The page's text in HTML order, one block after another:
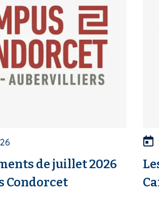
de juillet 2026
Condorcet